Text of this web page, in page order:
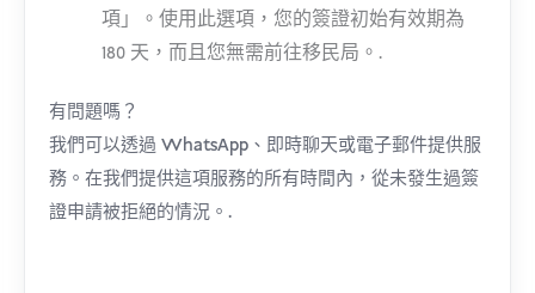
項」。使用此選項，您的簽證初始有效期為
180 天，而且您無需前往移民局。.
有問題嗎？
我們可以透過 WhatsApp、即時聊天或電子郵件提供服
務。在我們提供這項服務的所有時間內，從未發生過簽
證申請被拒絕的情況。.